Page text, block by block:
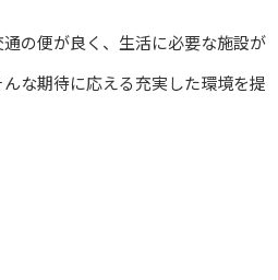
の便が良く、生活に必要な施設が
な期待に応える充実した環境を提